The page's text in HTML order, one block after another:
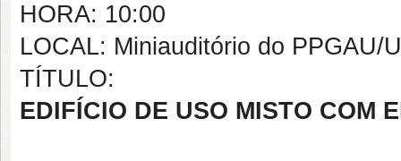
HORA: 10:00
LOCAL: Miniauditório do PPGAU/
TÍTULO:
EDIFÍCIO DE USO MISTO COM